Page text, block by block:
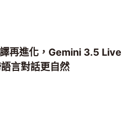
再進化，Gemini 3.5 Live
言對話更自然